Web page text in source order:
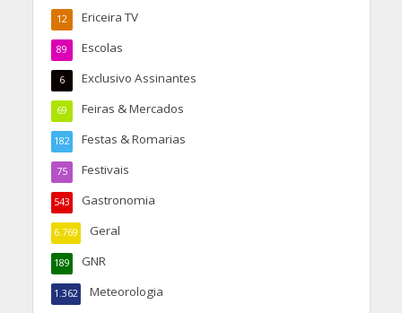
Ericeira TV
12
Escolas
89
Exclusivo Assinantes
6
Feiras & Mercados
69
Festas & Romarias
182
Festivais
75
Gastronomia
543
Geral
6.769
GNR
189
Meteorologia
1.362